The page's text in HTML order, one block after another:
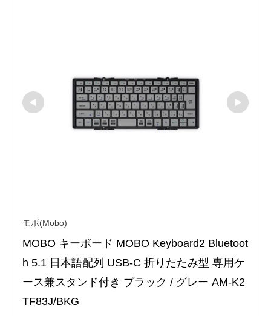
モボ(Mobo)
MOBO キーボード MOBO Keyboard2 Bluetoot
h 5.1 日本語配列 USB-C 折りたたみ型 専用ケ
ース兼スタンド付き ブラック / グレー AM-K2
TF83J/BKG